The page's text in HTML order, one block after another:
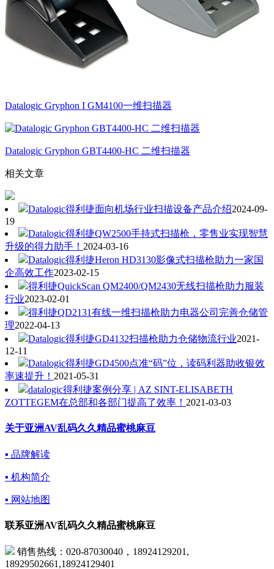
Datalogic Gryphon I GM4100一维扫描器
Datalogic Gryphon GBT4400-HC 二维扫描器
相关文章
Datalogic得利捷面向机场行业扫描设备产品介绍2024-09-
19
Datalogic得利捷QW2500手持式扫描枪，零售业实现智慧
升级的得力助手！ 2024-03-16
Datalogic得利捷Heron HD3130影像式扫描枪助力一家国
企高效工作2023-02-15
得利捷QuickScan QM2400/QM2430无线扫描枪助力服装
行业2023-02-01
得利捷QD2131有线一维扫描枪助力电器公司完善仓储管
理2022-04-13
Datalogic得利捷GD4132扫描枪助力仓储物流行业2021-
12-11
Datalogic得利捷GD4500点准“码”位，读码利器助收银效
率速提升！ 2021-05-31
datalogic得利捷案例分享 | ​AZ SINT-ELISABETH
ZOTTEGEM在总部和各部门提高了效率！ 2021-03-03
关于亚洲AV乱码久久精品蜜桃麻豆
▪ 品牌解读
▪ 机构简介
▪ 网站地图
联系亚洲AV乱码久久精品蜜桃麻豆
销售热线：020-87030040，18924129201,
18929502661,18924129401